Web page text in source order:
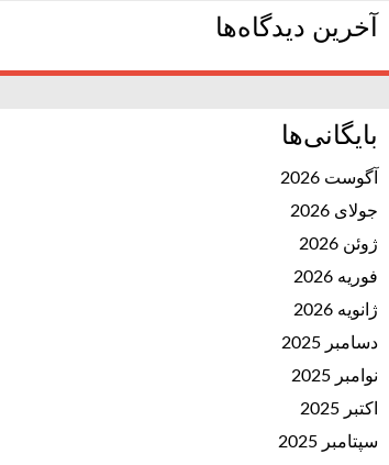
آخرین دیدگاه‌ها
بایگانی‌ها
آگوست 2026
جولای 2026
ژوئن 2026
فوریه 2026
ژانویه 2026
دسامبر 2025
نوامبر 2025
اکتبر 2025
سپتامبر 2025